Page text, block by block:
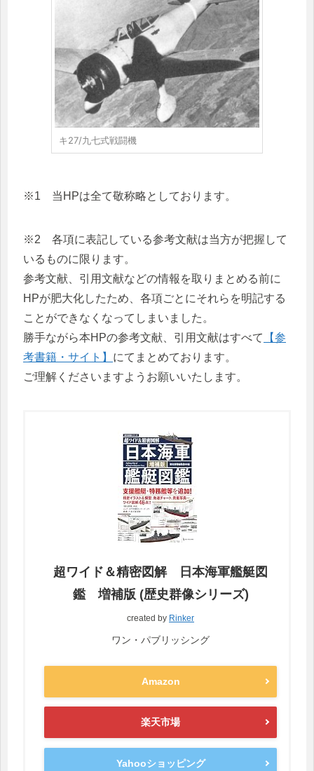
キ27/九七式戦闘機
※1 当HPは全て敬称略としております。
※2 各項に表記している参考文献は当方が把握して
いるものに限ります。
参考文献、引用文献などの情報を取りまとめる前に
HPが肥大化したため、各項ごとにそれらを明記する
ことができなくなってしまいました。
勝手ながら本HPの参考文献、引用文献はすべて
【参
考書籍・サイト】 にてまとめております。
ご理解くださいますようお願いいたします。
超ワイド＆精密図解 日本海軍艦艇図
鑑 増補版 (歴史群像シリーズ)
created by Rinker
ワン・パブリッシング
Amazon
楽天市場
Yahooショッピング